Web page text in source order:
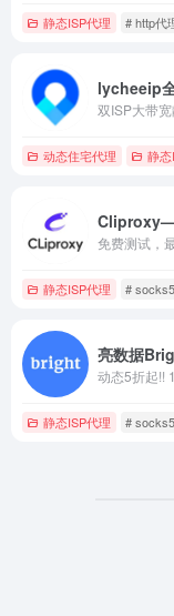
静态ISP代理 # http代
lycheeip
双ISP大带
动态住宅代理 静
静态ISP代理 # socks5
亮数据
动态5折起!!
静态ISP代理 # socks5